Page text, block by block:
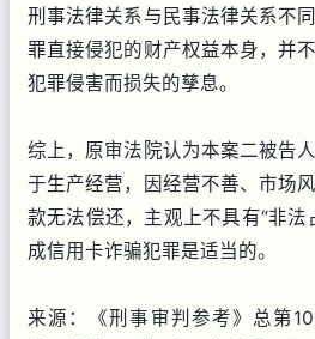
刑事法律关系与民事法律关系不
罪直接侵犯的财产权益本身，并
犯罪侵害而损失的孳息。
综上，原审法院认为本案二被告
于生产经营，因经营不善、市场
款无法偿还，主观上不具有“非法
成信用卡诈骗犯罪是适当的。
来源：《刑事审判参考》总第